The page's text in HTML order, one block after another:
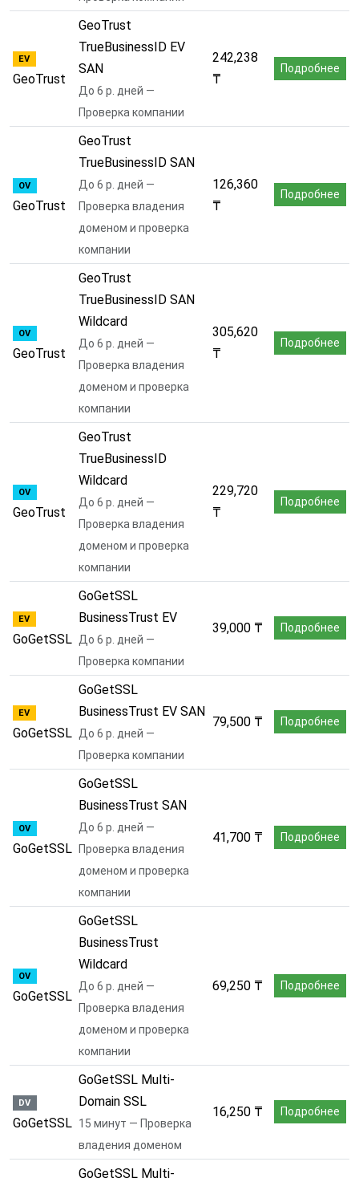
EV
GeoTrust
GeoTrust
TrueBusinessID EV
SAN
До 6 р. дней —
Проверка компании
242,238
₸
Подробнее
OV
GeoTrust
GeoTrust
TrueBusinessID SAN
До 6 р. дней —
Проверка владения
доменом и проверка
компании
126,360
₸
Подробнее
OV
GeoTrust
GeoTrust
TrueBusinessID SAN
Wildcard
До 6 р. дней —
Проверка владения
доменом и проверка
компании
305,620
₸
Подробнее
OV
GeoTrust
GeoTrust
TrueBusinessID
Wildcard
До 6 р. дней —
Проверка владения
доменом и проверка
компании
229,720
₸
Подробнее
EV
GoGetSSL
GoGetSSL
BusinessTrust EV
До 6 р. дней —
Проверка компании
39,000 ₸ Подробнее
EV
GoGetSSL
GoGetSSL
BusinessTrust EV SAN
До 6 р. дней —
Проверка компании
79,500 ₸ Подробнее
OV
GoGetSSL
GoGetSSL
BusinessTrust SAN
До 6 р. дней —
Проверка владения
доменом и проверка
компании
41,700 ₸ Подробнее
OV
GoGetSSL
GoGetSSL
BusinessTrust
Wildcard
До 6 р. дней —
Проверка владения
доменом и проверка
компании
69,250 ₸ Подробнее
DV
GoGetSSL
GoGetSSL Multi-
Domain SSL
15 минут — Проверка
владения доменом
16,250 ₸ Подробнее
GoGetSSL Multi-